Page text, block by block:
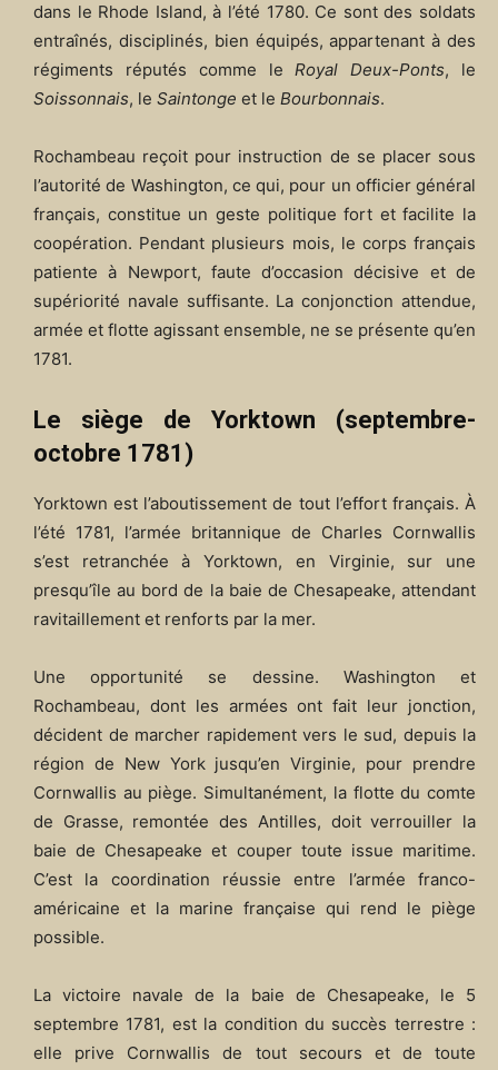
dans le Rhode Island, à l’été 1780. Ce sont des soldats
entraînés, disciplinés, bien équipés, appartenant à des
régiments réputés comme leRoyal Deux-Ponts, le
Soissonnais, le Saintonge et le Bourbonnais.
Rochambeau reçoit pour instruction de se placer sous
l’autorité de Washington, ce qui, pour un officier général
français, constitue un geste politique fort et facilite la
coopération. Pendant plusieurs mois, le corps français
patiente à Newport, faute d’occasion décisive et de
supériorité navale suffisante. La conjonction attendue,
armée et flotte agissant ensemble, ne se présente qu’en
1781.
Le siège de Yorktown (septembre-
octobre 1781)
Yorktown est l’aboutissement de tout l’effort français. À
l’été 1781, l’armée britannique de Charles Cornwallis
s’est retranchée à Yorktown, en Virginie, sur une
presqu’île au bord de la baie de Chesapeake, attendant
ravitaillement et renforts par la mer.
Une opportunité se dessine. Washington et
Rochambeau, dont les armées ont fait leur jonction,
décident de marcher rapidement vers le sud, depuis la
région de New York jusqu’en Virginie, pour prendre
Cornwallis au piège. Simultanément, la flotte du comte
de Grasse, remontée des Antilles, doit verrouiller la
baie de Chesapeake et couper toute issue maritime.
C’est la coordination réussie entre l’armée franco-
américaine et la marine française qui rend le piège
possible.
La victoire navale de la baie de Chesapeake, le 5
septembre 1781, est la condition du succès terrestre :
elle prive Cornwallis de tout secours et de toute